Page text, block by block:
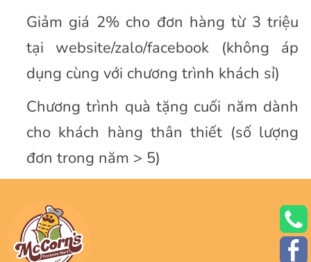
Giảm giá 2% cho đơn hàng từ 3 triệu
tại website/zalo/facebook (không áp
dụng cùng với chương trình khách sỉ)
Chương trình quà tặng cuối năm dành
cho khách hàng thân thiết (số lượng
đơn trong năm > 5)